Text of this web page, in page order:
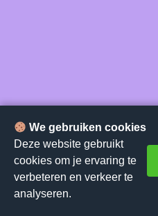
We gebruiken cookies
Deze website gebruikt
cookies om je ervaring te
verbeteren en verkeer te
analyseren.